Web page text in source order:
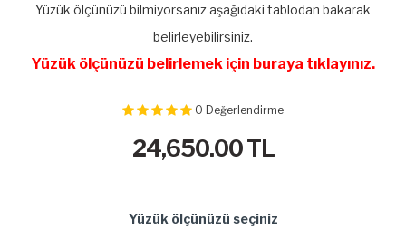
Yüzük ölçünüzü bilmiyorsanız aşağıdaki tablodan bakarak
belirleyebilirsiniz.
Yüzük ölçünüzü belirlemek için buraya tıklayınız.
0 Değerlendirme
24,650.00TL
Yüzük ölçünüzü seçiniz